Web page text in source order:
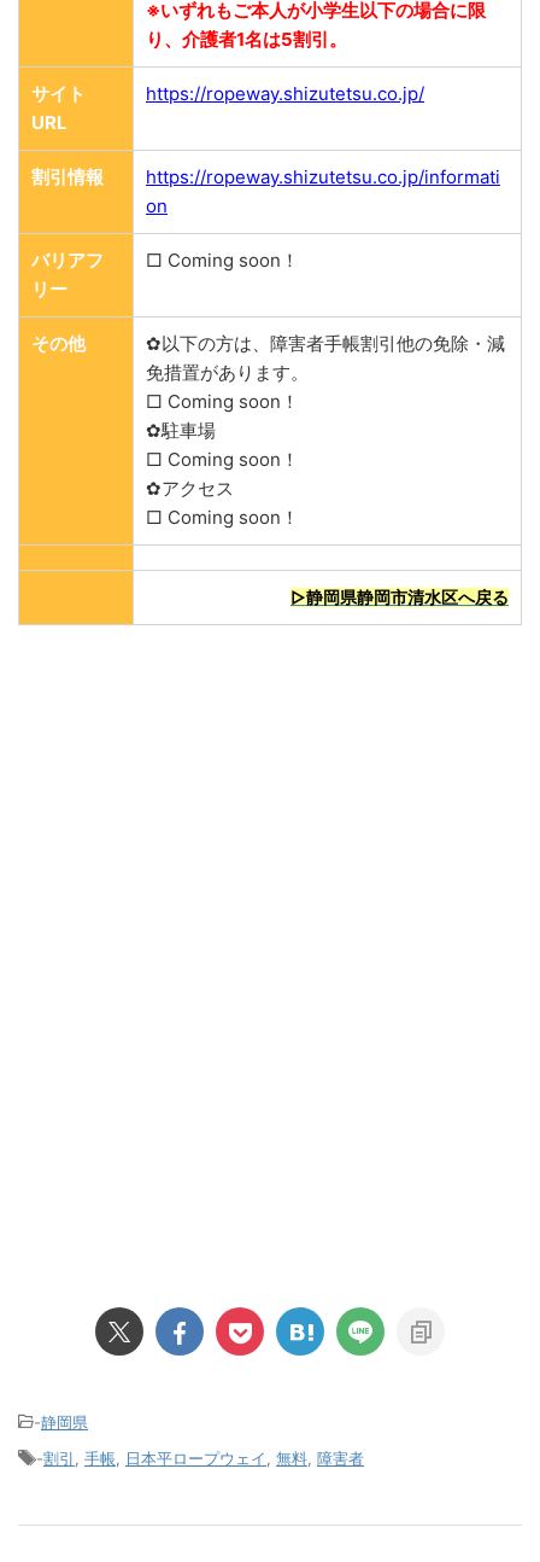
※いずれもご本人が小学生以下の場合に限
り、介護者1名は5割引。
サイト
URL
https://ropeway.shizutetsu.co.jp/
割引情報
https://ropeway.shizutetsu.co.jp/informati
on
バリアフ
リー
□ Coming soon！
その他
✿以下の方は、障害者手帳割引他の免除・減
免措置があります。
□ Coming soon！
✿駐車場
□ Coming soon！
✿アクセス
□ Coming soon！
▷静岡県静岡市清水区へ戻る
-静岡県
-割引 手帳 日本平ロープウェイ 無料 障害者